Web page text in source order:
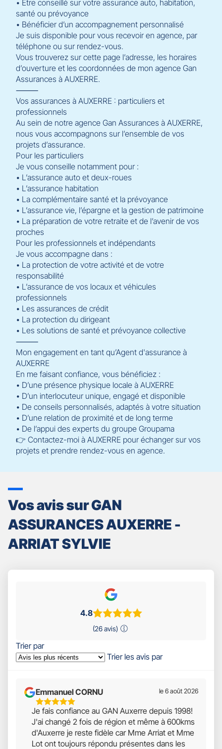
• Être conseillé sur votre assurance auto, habitation,
santé ou prévoyance
• Bénéficier d’un accompagnement personnalisé
Je suis disponible pour vous recevoir en agence, par
téléphone ou sur rendez-vous.
Vous trouverez sur cette page l’adresse, les horaires
d’ouverture et les coordonnées de mon agence Gan
Assurances à AUXERRE.
⸻
Vos assurances à AUXERRE : particuliers et
professionnels
Au sein de notre agence Gan Assurances à AUXERRE,
nous vous accompagnons sur l’ensemble de vos
projets d’assurance.
Pour les particuliers
Je vous conseille notamment pour :
• L’assurance auto et deux-roues
• L’assurance habitation
• La complémentaire santé et la prévoyance
• L’assurance vie, l’épargne et la gestion de patrimoine
• La préparation de votre retraite et de l’avenir de vos
proches
Pour les professionnels et indépendants
Je vous accompagne dans :
• La protection de votre activité et de votre
responsabilité
• L’assurance de vos locaux et véhicules
professionnels
• Les assurances de crédit
• La protection du dirigeant
• Les solutions de santé et prévoyance collective
⸻
Mon engagement en tant qu’Agent d'assurance à
AUXERRE
En me faisant confiance, vous bénéficiez :
• D’une présence physique locale à AUXERRE
• D’un interlocuteur unique, engagé et disponible
• De conseils personnalisés, adaptés à votre situation
• D’une relation de proximité et de long terme
• De l’appui des experts du groupe Groupama
👉 Contactez-moi à AUXERRE pour échanger sur vos
projets et prendre rendez-vous en agence.
Vos avis sur GAN
ASSURANCES AUXERRE -
ARRIAT SYLVIE
4.8
(26 avis)
Trier par
Trier les avis par
Emmanuel CORNU
5
Étoiles
Sur
5
le 6 août 2026
Je fais confiance au GAN Auxerre depuis 1998!
J'ai changé 2 fois de région et même à 600kms
d'Auxerre je reste fidèle car Mme Arriat et Mme
Lot ont toujours répondu présentes dans les